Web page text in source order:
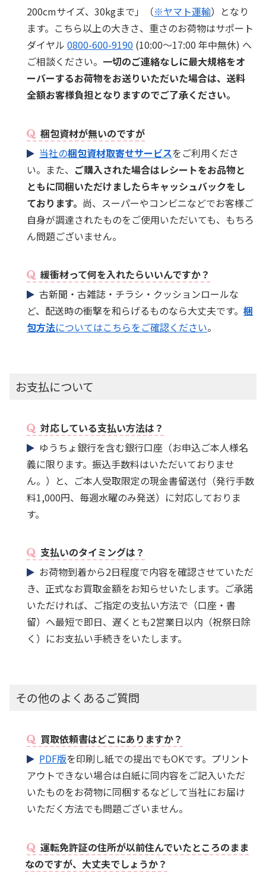
200cmサイズ、30kgまで」（※ヤマト運輸）となり
ます。こちら以上の大きさ、重さのお荷物はサポート
ダイヤル0800-600-9190 (10:00～17:00 年中無休) へ
ご相談ください。 一切のご連絡なしに最大規格をオ
ーバーするお荷物をお送りいただいた場合は、送料
全額お客様負担となりますのでご了承ください。
梱包資材が無いのですが
当社の梱包資材取寄せサービスをご利用くださ
い。また、 ご購入された場合はレシートをお品物と
ともに同梱いただけましたらキャッシュバックをし
ております。 尚、スーパーやコンビニなどでお客様ご
自身が調達されたものをご使用いただいても、もちろ
ん問題ございません。
緩衝材って何を入れたらいいんですか？
古新聞・古雑誌・チラシ・クッションロールな
ど、配送時の衝撃を和らげるものなら大丈夫です。梱
包方法についてはこちらをご確認ください。
お支払について
対応している支払い方法は？
ゆうちょ銀行を含む銀行口座（お申込ご本人様名
義に限ります。振込手数料はいただいておりませ
ん。）と、ご本人受取限定の現金書留送付（発行手数
料1,000円、毎週水曜のみ発送）に対応しておりま
す。
支払いのタイミングは？
お荷物到着から2日程度で内容を確認させていただ
き、正式なお買取金額をお知らせいたします。ご承諾
いただければ、ご指定の支払い方法で（口座・書
留）へ最短で即日、遅くとも2営業日以内（祝祭日除
く）にお支払い手続きをいたします。
その他のよくあるご質問
買取依頼書はどこにありますか？
PDF版を印刷し紙での提出でもOKです。プリント
アウトできない場合は白紙に同内容をご記入いただ
いたものをお荷物に同梱するなどして当社にお届け
いただく方法でも問題ございません。
運転免許証の住所が以前住んでいたところのまま
なのですが、大丈夫でしょうか？